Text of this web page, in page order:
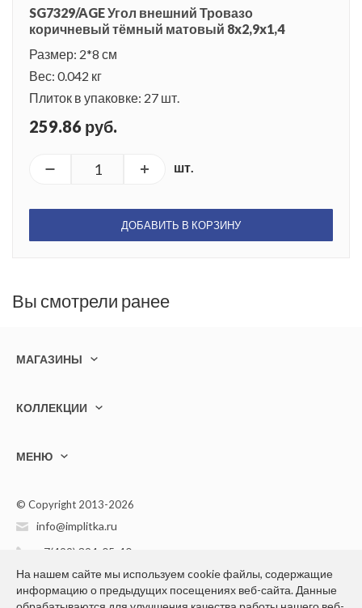
SG7329/AGE Угол внешний Тровазо
коричневый тёмный матовый 8x2,9x1,4
Размер: 2*8 см
Вес: 0.042 кг
Плиток в упаковке: 27 шт.
259.86 руб.
шт.
ДОБАВИТЬ В КОРЗИНУ
Вы смотрели ранее
МАГАЗИНЫ
КОЛЛЕКЦИИ
МЕНЮ
© Copyright 2013-2026
info@implitka.ru
+7(499) 394-05-40
На нашем сайте мы используем cookie файлы, содержащие
информацию о предыдущих посещениях веб-сайта. Данные